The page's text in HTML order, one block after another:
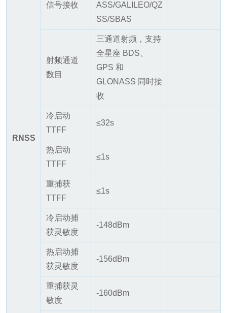
RNSS
信号接收
ASS/GALILEO/QZ
SS/SBAS
射频通道
数目
三通道射频，支持
全星座 BDS、
GPS 和
GLONASS 同时接
收
冷启动
TTFF
≤32s
热启动
TTFF
≤1s
重捕获
TTFF
≤1s
冷启动捕
获灵敏度
-148dBm
热启动捕
获灵敏度
-156dBm
重捕获灵
敏度
-160dBm